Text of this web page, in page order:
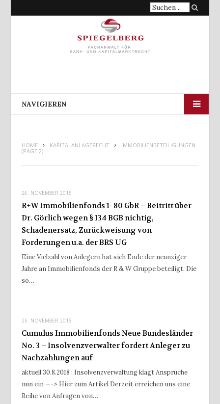
Suche
NAVIGIEREN
HOME KAPITALANLAGERECHT
IMMOBILIENBETEILIGUNGEN
(PAGE 2)
26. NOVEMBER 2015
R+W Immobilienfonds 1- 80 GbR – Beitritt über
Dr. Görlich wegen § 134 BGB nichtig,
Schadenersatz, Zurückweisung von
Forderungen u.a. der BRS UG
Eine Vielzahl von Anlegern hat sich Ende der neunziger
Jahre an Immobilienfonds der R & W Gruppe beteiligt. Die
so…
25. NOVEMBER 2015
Cumulus Immobilienfonds Neue Bundesländer
No. 3 – Insolvenzverwalter fordert Anleger zu
Nachzahlungen auf
aktuell 30.8.2018 : Insolvenzverwaltung klagt Ansprüche
nun ein —-> Hier zum Artikel Derzeit erreichen uns eine
Reihe von Anfragen von…